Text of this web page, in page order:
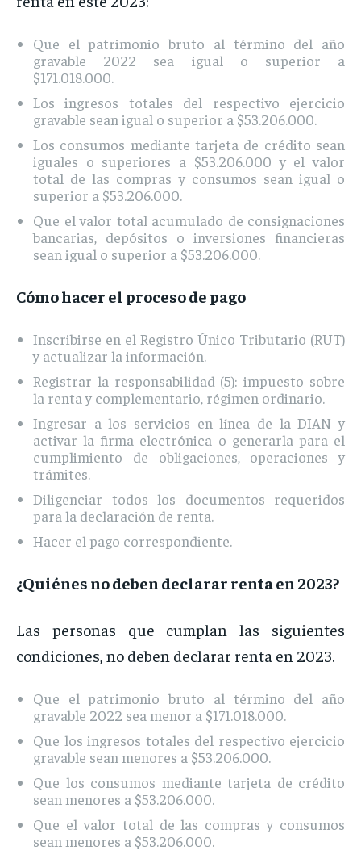
Que el patrimonio bruto al término del año
gravable 2022 sea igual o superior a
$171.018.000.
Los ingresos totales del respectivo ejercicio
gravable sean igual o superior a $53.206.000.
Los consumos mediante tarjeta de crédito sean
iguales o superiores a $53.206.000 y el valor
total de las compras y consumos sean igual o
superior a $53.206.000.
Que el valor total acumulado de consignaciones
bancarias, depósitos o inversiones financieras
sean igual o superior a $53.206.000.
Cómo hacer el proceso de pago
Inscribirse en el Registro Único Tributario (RUT)
y actualizar la información.
Registrar la responsabilidad (5): impuesto sobre
la renta y complementario, régimen ordinario.
Ingresar a los servicios en línea de la DIAN y
activar la firma electrónica o generarla para el
cumplimiento de obligaciones, operaciones y
trámites.
Diligenciar todos los documentos requeridos
para la declaración de renta.
Hacer el pago correspondiente.
¿Quiénes no deben declarar renta en 2023?
Las personas que cumplan las siguientes
condiciones, no deben declarar renta en 2023.
Que el patrimonio bruto al término del año
gravable 2022 sea menor a $171.018.000.
Que los ingresos totales del respectivo ejercicio
gravable sean menores a $53.206.000.
Que los consumos mediante tarjeta de crédito
sean menores a $53.206.000.
Que el valor total de las compras y consumos
sean menores a $53.206.000.